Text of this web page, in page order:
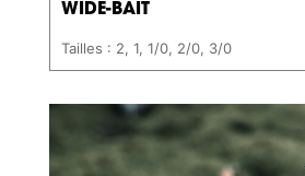
WIDE-BAIT
Tailles : 2, 1, 1/0, 2/0, 3/0